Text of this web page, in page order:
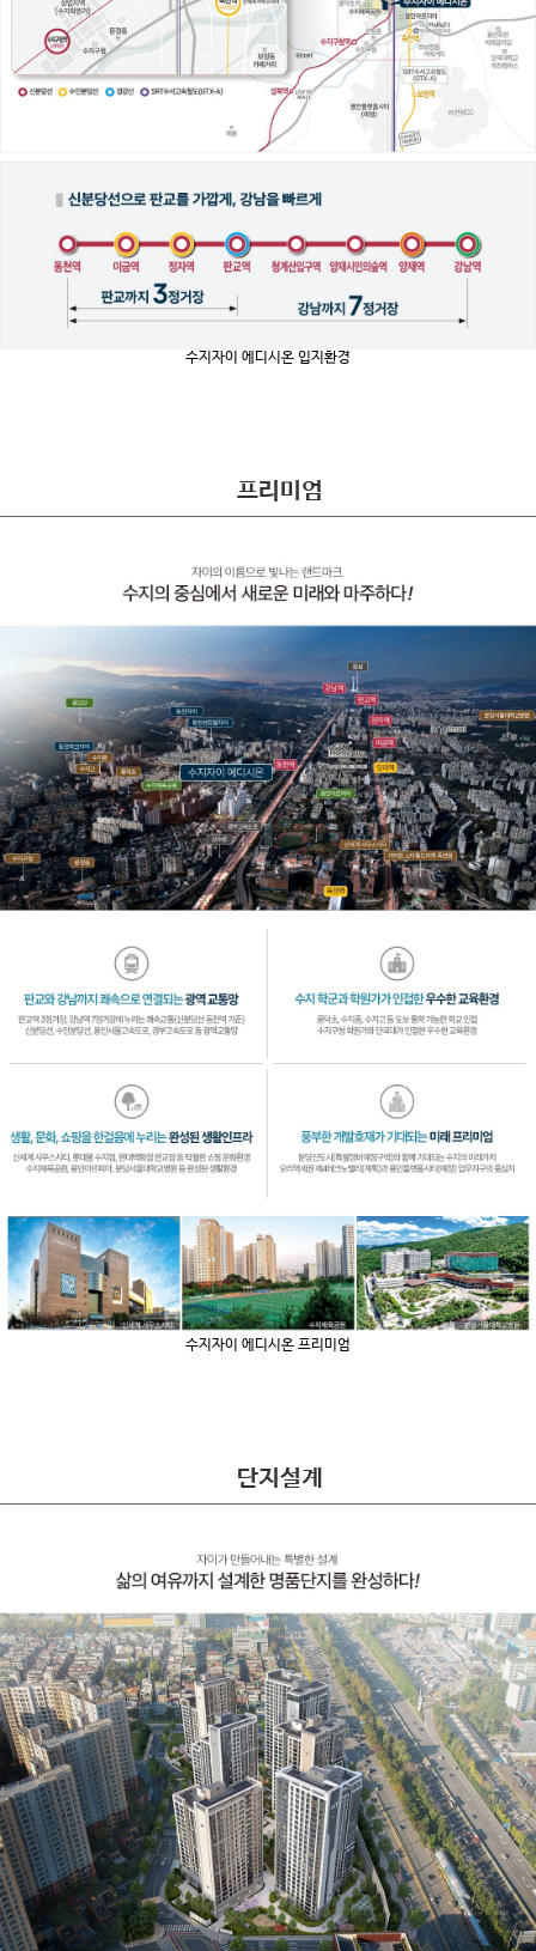
수지자이 에디시온 입지환경
프리미엄
수지자이 에디시온 프리미엄
단지설계